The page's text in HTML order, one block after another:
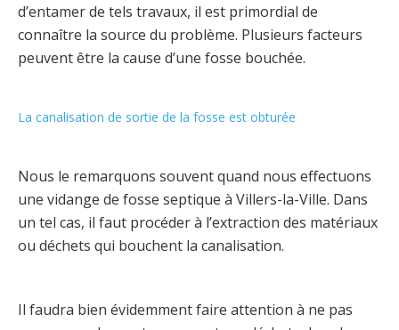
d’entamer de tels travaux, il est primordial de
connaître la source du problème. Plusieurs facteurs
peuvent être la cause d’une fosse bouchée.
La canalisation de sortie de la fosse est obturée
Nous le remarquons souvent quand nous effectuons
une vidange de fosse septique à Villers-la-Ville. Dans
un tel cas, il faut procéder à l’extraction des matériaux
ou déchets qui bouchent la canalisation.
Il faudra bien évidemment faire attention à ne pas